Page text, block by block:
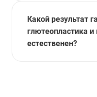
Какой результат
глютеопластика и
естественен?